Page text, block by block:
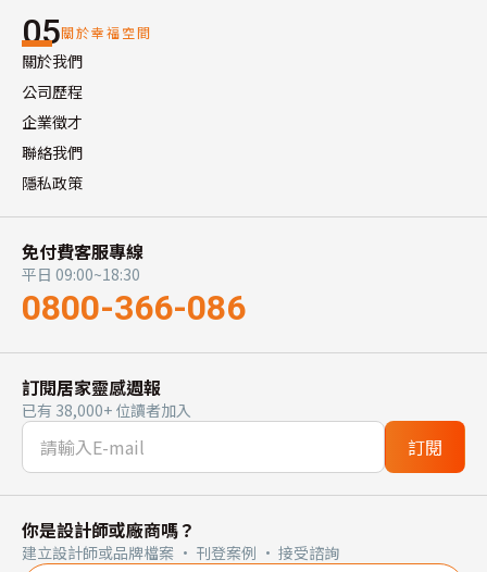
05關於幸福空間
關於我們
公司歷程
企業徵才
聯絡我們
隱私政策
免付費客服專線
平日 09:00~18:30
0800-366-086
訂閱居家靈感週報
已有 38,000+ 位讀者加入
訂閱
你是設計師或廠商嗎？
建立設計師或品牌檔案 · 刊登案例 · 接受諮詢